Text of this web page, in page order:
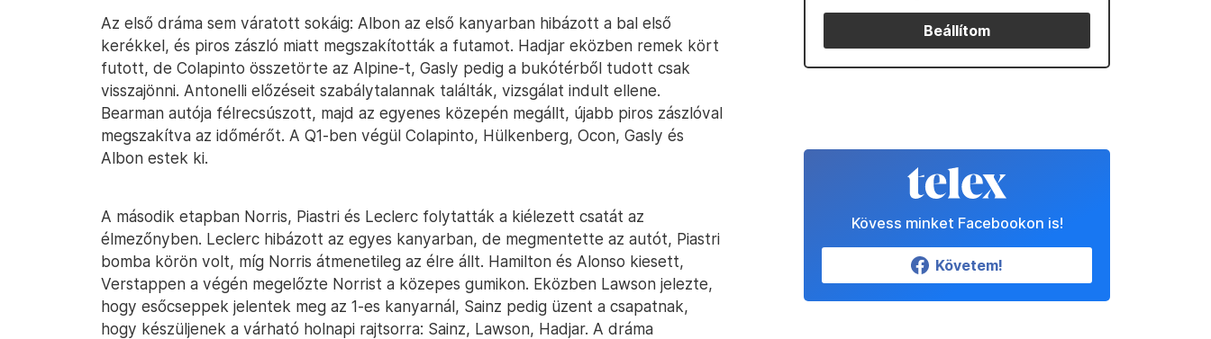
Az első dráma sem váratott sokáig: Albon az első kanyarban hibázott a bal első
kerékkel, és piros zászló miatt megszakították a futamot. Hadjar eközben remek kört
futott, de Colapinto összetörte az Alpine-t, Gasly pedig a bukótérből tudott csak
visszajönni. Antonelli előzéseit szabálytalannak találták, vizsgálat indult ellene.
Bearman autója félrecsúszott, majd az egyenes közepén megállt, újabb piros zászlóval
megszakítva az időmérőt. A Q1-ben végül Colapinto, Hülkenberg, Ocon, Gasly és
Albon estek ki.
A második etapban Norris, Piastri és Leclerc folytatták a kiélezett csatát az
élmezőnyben. Leclerc hibázott az egyes kanyarban, de megmentette az autót, Piastri
bomba körön volt, míg Norris átmenetileg az élre állt. Hamilton és Alonso kiesett,
Verstappen a végén megelőzte Norrist a közepes gumikon. Eközben Lawson jelezte,
hogy esőcseppek jelentek meg az 1-es kanyarnál, Sainz pedig üzent a csapatnak,
hogy készüljenek a várható holnapi rajtsorra: Sainz, Lawson, Hadjar. A dráma
Beállítom
Kövess minket Facebookon is!
Követem!